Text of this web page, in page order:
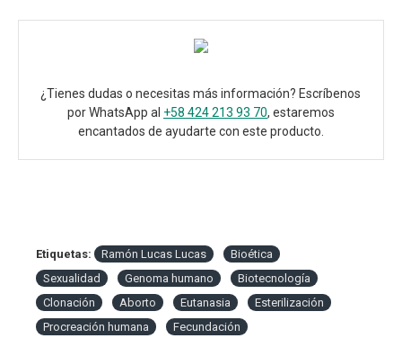
¿Tienes dudas o necesitas más información? Escríbenos
por WhatsApp al +58 424 213 93 70, estaremos
encantados de ayudarte con este producto.
Etiquetas: Ramón Lucas Lucas
Bioética
Sexualidad
Genoma humano
Biotecnología
Clonación
Aborto Eutanasia
Esterilización
Procreación humana
Fecundación